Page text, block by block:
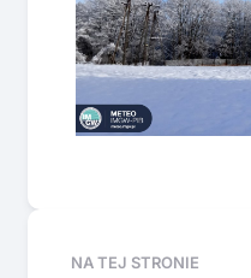
NA TEJ STRONIE